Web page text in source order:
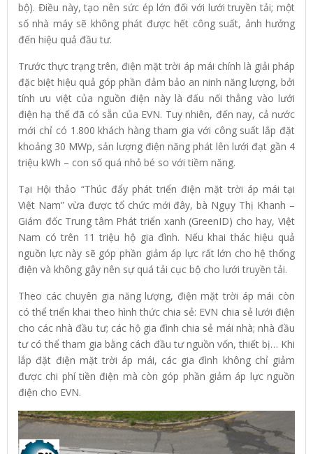
bộ). Điều này, tạo nên sức ép lớn đối với lưới truyền tải; một
số nhà máy sẽ không phát được hết công suất, ảnh hưởng
đến hiệu quả đầu tư.
Trước thực trạng trên, điện mặt trời áp mái chính là giải pháp
đặc biệt hiệu quả góp phần đảm bảo an ninh năng lượng, bởi
tính ưu việt của nguồn điện này là đấu nối thẳng vào lưới
điện hạ thế đã có sẵn của EVN. Tuy nhiên, đến nay, cả nước
mới chỉ có 1.800 khách hàng tham gia với công suất lắp đặt
khoảng 30 MWp, sản lượng điện năng phát lên lưới đạt gần 4
triệu kWh – con số quá nhỏ bé so với tiềm năng.
Tại Hội thảo “Thúc đẩy phát triển điện mặt trời áp mái tại
Việt Nam” vừa được tổ chức mới đây, bà Ngụy Thị Khanh –
Giám đốc Trung tâm Phát triển xanh (GreenID) cho hay, Việt
Nam có trên 11 triệu hộ gia đình. Nếu khai thác hiệu quả
nguồn lực này sẽ góp phần giảm áp lực rất lớn cho hệ thống
điện và không gây nên sự quá tải cục bộ cho lưới truyền tải.
Theo các chuyên gia năng lượng, điện mặt trời áp mái còn
có thể triển khai theo hình thức chia sẻ: EVN chia sẻ lưới điện
cho các nhà đầu tư; các hộ gia đình chia sẻ mái nhà; nhà đầu
tư có thể tham gia bằng cách đầu tư nguồn vốn, thiết bị… Khi
lắp đặt điện mặt trời áp mái, các gia đình không chỉ giảm
được chi phí tiền điện mà còn góp phần giảm áp lực nguồn
điện cho EVN.